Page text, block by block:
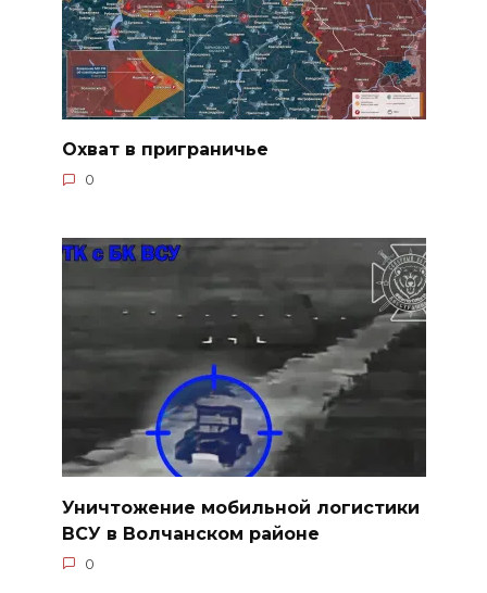
Охват в приграничье
0
Уничтожение мобильной логистики
ВСУ в Волчанском районе
0